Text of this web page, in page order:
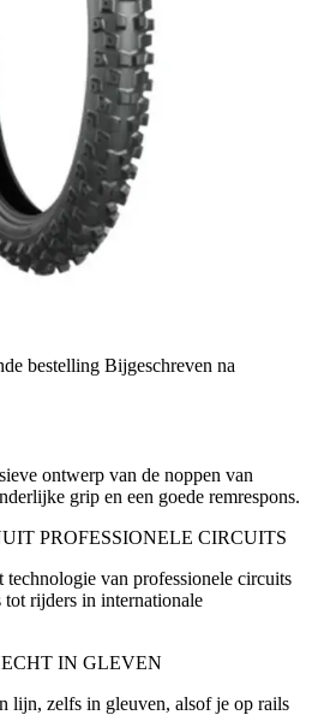
bestelling Bijgeschreven na
ontwerp van de noppen van
grip en een goede remrespons.
PROFESSIONELE CIRCUITS
van professionele circuits
rijders in internationale
IN GLEVEN
lijn, zelfs in gleuven, alsof je op rails